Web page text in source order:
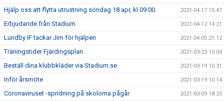
Hjälp oss att flytta utrustning söndag 18 apr, kl 09:00 2021-04-17 15:47
Erbjudande från Stadium 2021-04-12 14:21
Lundby IF tackar Jim för hjälpen 2021-04-05 21:12
Träningstider Fjärdingsplan 2021-03-23 10:04
Beställ dina klubbkläder via Stadium.se 2021-03-19 10:31
Inför årsmöte 2021-03-19 10:14
Coronaviruset -spridning på skolorna pågår 2021-03-09 18:25